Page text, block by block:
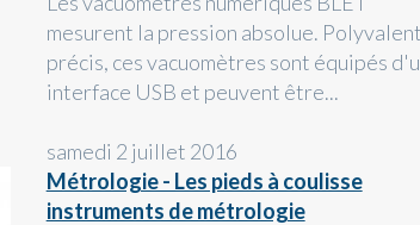
mesurent la pression absolue.
précis, ces vacuomètres sont équipés
interface USB et peuvent être...
samedi 2 juillet 2016
Métrologie - Les pieds à coulisse
instruments de métrologie